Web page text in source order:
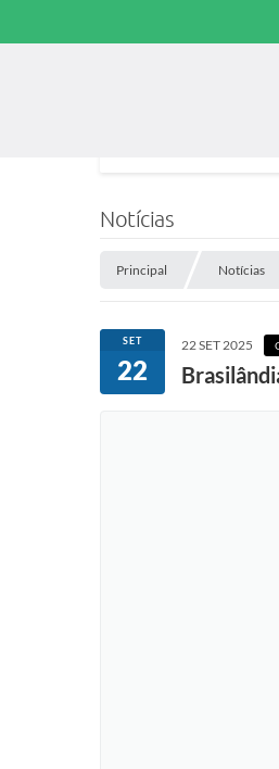
Notícias
Principal Notícias
SET
22
22 SET 2025